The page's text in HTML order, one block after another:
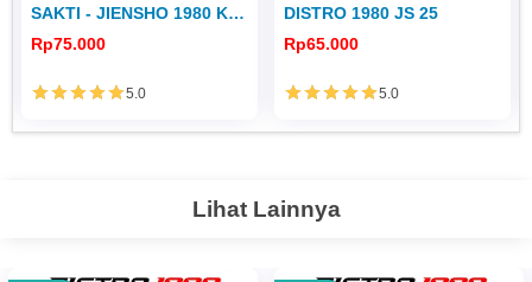
SAKTI - JIENSHO 1980 KS
251
Rp75.000
5.0
DISTRO 1980 JS 25
Rp65.000
5.0
Lihat Lainnya